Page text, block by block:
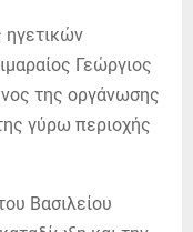
ηγετικών
Γεώργιος
της οργάνωσης
γύρω περιοχής
Βασιλείου